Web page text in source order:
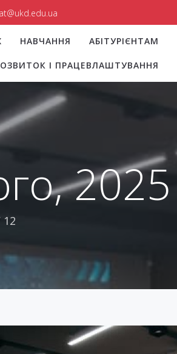
НАВЧАННЯ АБІТУРІЄНТАМ
І ПРАЦЕВЛАШТУВАННЯ
2025
12